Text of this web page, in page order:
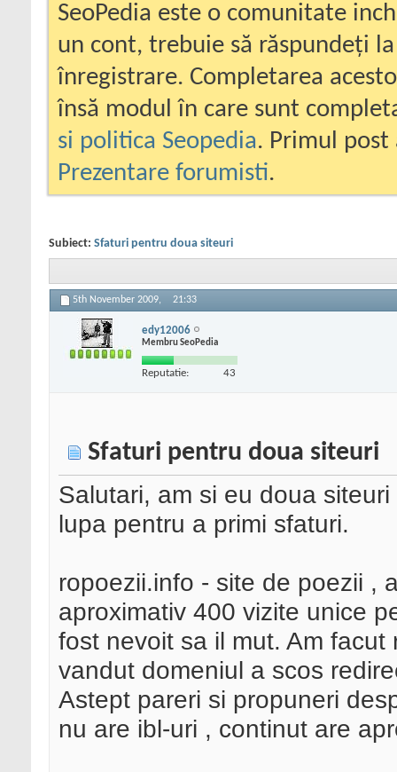
SeoPedia este o comunitate
un cont, trebuie să răspundeți
înregistrare. Completarea
însă modul în care sunt
si politica Seopedia. Primul
Prezentare forumisti.
Subiect: Sfaturi pentru doua siteuri
5th November 2009, 21:33
edy12006
Membru SeoPedia
Reputatie: 43
Sfaturi pentru doua siteuri
Salutari, am si eu doua
lupa pentru a primi sfaturi.
ropoezii.info - site de poezii ,
aproximativ 400 vizite unice
fost nevoit sa il mut. Am
vandut domeniul a scos
Astept pareri si propuneri
nu are ibl-uri , continut are